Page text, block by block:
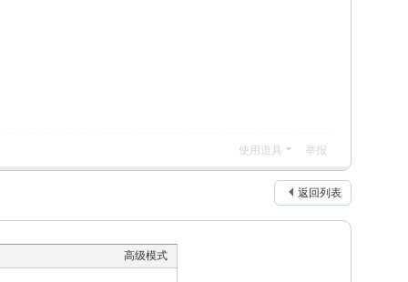
使用道具 举报
返回列表
高级模式